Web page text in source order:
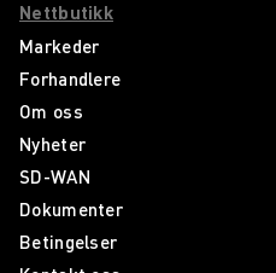
Nettbutikk
Markeder
Forhandlere
Om oss
Nyheter
SD-WAN
Dokumenter
Betingelser